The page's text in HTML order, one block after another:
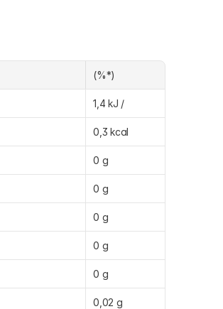
(%*)
1,4 kJ /
0,3 kcal
0 g
0 g
0 g
0 g
0 g
0,02 g